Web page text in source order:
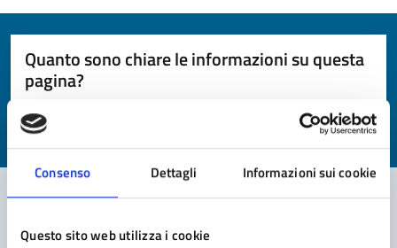
Consenso Dettagli Informazioni sui cookie
Questo sito web utilizza i cookie
Quanto sono chiare le informazioni su questa
pagina?
Valuta da 1 a 5 stelle la pagina
Valuta 1 stelle su 5
Contatta il comune